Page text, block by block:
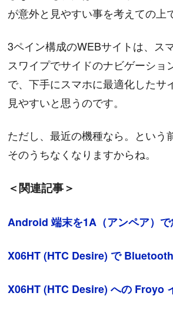
が意外と見やすい事を考えての上
3ペイン構成のWEBサイトは、ス
スワイプでサイドのナビゲーショ
で、下手にスマホに最適化したサ
見やすいと思うのです。
ただし、最近の機種なら。という
そのうちなくなりますからね。
＜関連記事＞
Android 端末を1A（アンペア）
X06HT (HTC Desire) で
X06HT (HTC Desire) への Froyo